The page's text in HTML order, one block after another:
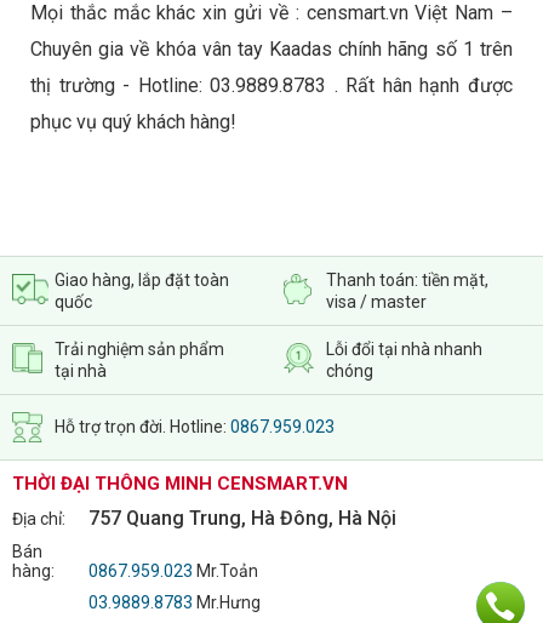
Mọi thắc mắc khác xin gửi về : censmart.vn Việt Nam –
Chuyên gia về khóa vân tay Kaadas chính hãng số 1 trên
thị trường - Hotline: 03.9889.8783 . Rất hân hạnh được
phục vụ quý khách hàng!
Giao hàng, lắp đặt toàn
quốc
Thanh toán: tiền mặt,
visa / master
Trải nghiệm sản phẩm
tại nhà
Lỗi đổi tại nhà nhanh
chóng
Hỗ trợ trọn đời. Hotline: 0867.959.023
THỜI ĐẠI THÔNG MINH CENSMART.VN
Địa chỉ: 757 Quang Trung, Hà Đông, Hà Nội
Bán
hàng:
0867.959.023 Mr.Toản
03.9889.8783 Mr.Hưng